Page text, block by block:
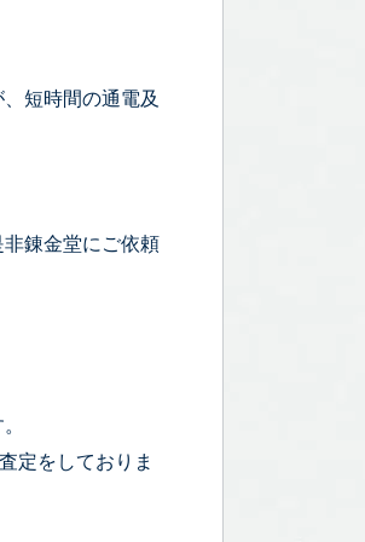
短時間の通電及
錬金堂にご依頼
定をしておりま